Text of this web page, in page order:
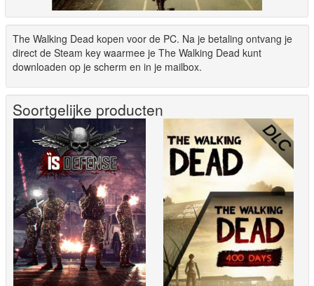
The Walking Dead kopen voor de PC. Na je betaling ontvang je
direct de Steam key waarmee je The Walking Dead kunt
downloaden op je scherm en in je mailbox.
Soortgelijke producten